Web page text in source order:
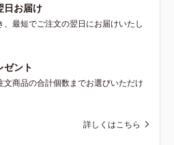
日お届け
、最短でご注文の翌日にお届けいたし
ゼント
文商品の合計個数までお選びいただけ
詳しくはこちら